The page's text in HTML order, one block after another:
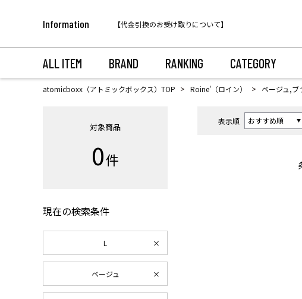
Information
【代金引換のお受け取りについて】
【重要】予約商品のお支払い方法（代金引換）変更に関するお知らせ
ALL ITEM BRAND RANKING CATEGORY
atomicboxx（アトミックボックス）TOP Roine'（ロイン） ベージュ,ブ
表示順
対象商品
0件
現在の検索条件
L
ベージュ